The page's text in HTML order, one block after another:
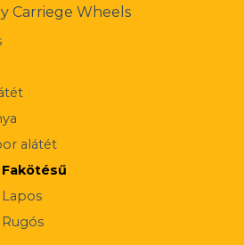
Carriege Wheels
alátét
Fakötésű
Lapos
Rugós